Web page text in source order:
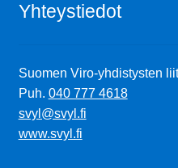
Yhteystiedot
Suomen Viro-yhdistysten
Puh. 040 777 4618
svyl@svyl.fi
www.svyl.fi